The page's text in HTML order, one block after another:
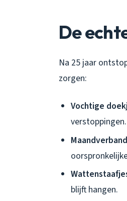
De
Na 25 jaar
zorgen:
Vochtige
blijft hangen.